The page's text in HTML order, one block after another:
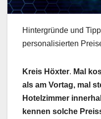
Hintergründe und
personalisierten
Kreis Höxter. Mal
als am Vortag, mal
Hotelzimmer
kennen solche